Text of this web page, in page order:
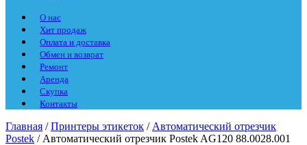
О нас
Хит продаж
Оплата и доставка
Обмен и возврат
Ремонт
Аренда
Скупка
Контакты
Главная /Принтеры этикеток / Автоматический отрезчик
Postek / Автоматический отрезчик Postek AG120 88.0028.001